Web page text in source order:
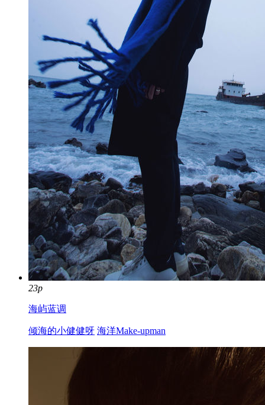
23p
海屿蓝调
倾海的小健健呀 海洋Make-upman